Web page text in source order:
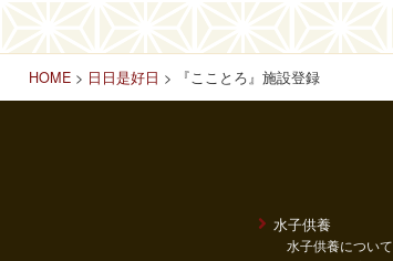
HOME > 日日是好日 > 『こことろ』施設登録
水子供養
水子供養について